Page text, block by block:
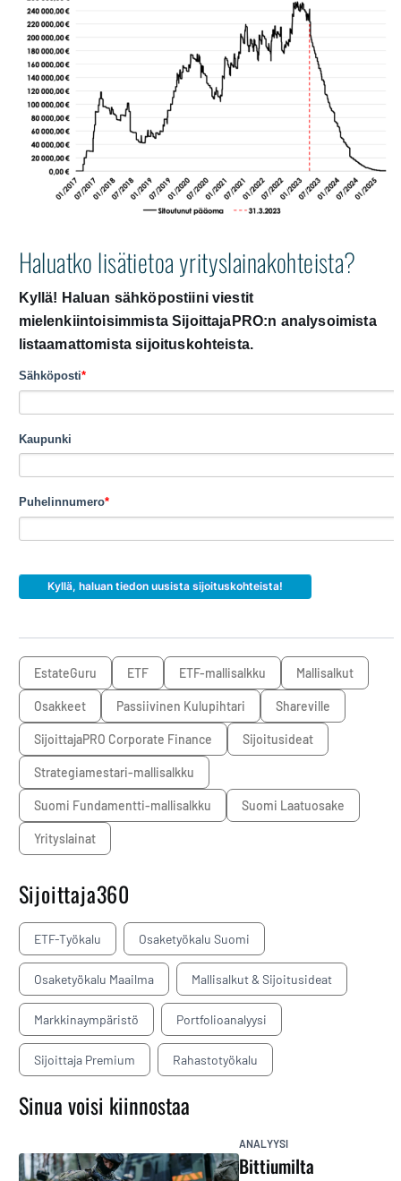
Haluatko lisätietoa yrityslainakohteista?
Kyllä! Haluan sähköpostiini viestit
mielenkiintoisimmista SijoittajaPRO:n analysoimista
listaamattomista sijoituskohteista.
Sähköposti*
Kaupunki
Puhelinnumero*
EstateGuru ETF ETF-mallisalkku mallisalkut
osakkeet Passiivinen Kulupihtari Shareville
SijoittajaPRO Corporate Finance sijoitusideat
Strategiamestari-mallisalkku
Suomi Fundamentti-mallisalkku Suomi Laatuosake
yrityslainat
Sijoittaja360
ETF-Työkalu Osaketyökalu Suomi
Osaketyökalu Maailma Mallisalkut & Sijoitusideat
Markkinaympäristö Portfolioanalyysi
Sijoittaja Premium Rahastotyökalu
Sinua voisi kiinnostaa
ANALYYSI
Bittiumilta